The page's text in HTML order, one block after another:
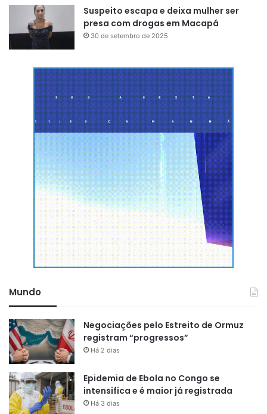
Suspeito escapa e deixa mulher ser
presa com drogas em Macapá
30 de setembro de 2025
Mundo
Negociações pelo Estreito de Ormuz
registram “progressos”
Há 2 dias
Epidemia de Ebola no Congo se
intensifica e é maior já registrada
Há 3 dias